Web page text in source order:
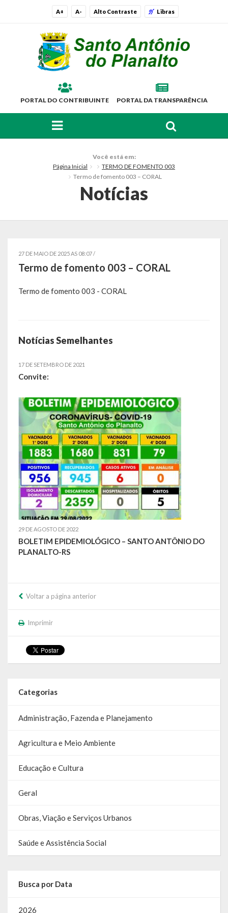
A+ A- Alto Contraste Libras
PORTAL DO CONTRIBUINTE PORTAL DA TRANSPARÊNCIA
Administração
Administrações Anteriores
Obras e Viação
Saúde e Assistência Social
Desenvolvimento, Indústria, Comércio, Turismo, Trânsito e
Serviços Urbanos
Cultura e Turismo
Calendário de Eventos
Galeria de Fotos
Publicações
Conselhos Municipais
Leis Orçamentárias
Relatório Circunstanciado
Editais
RPPS
RGF
Licitações
Você está em:
Página Inicial
TERMO DE FOMENTO 003
Termo de fomento 003 – CORAL
Notícias
27 DE MAIO DE 2025 AS 08:07 /
Termo de fomento 003 – CORAL
Termo de fomento 003 - CORAL
Notícias Semelhantes
17 DE SETEMBRO DE 2021
Convite:
29 DE AGOSTO DE 2022
BOLETIM EPIDEMIOLÓGICO – SANTO ANTÔNIO DO
PLANALTO-RS
Voltar a página anterior
Imprimir
Categorias
Administração, Fazenda e Planejamento
Agricultura e Meio Ambiente
Educação e Cultura
Geral
Obras, Viação e Serviços Urbanos
Saúde e Assistência Social
Busca por Data
2026